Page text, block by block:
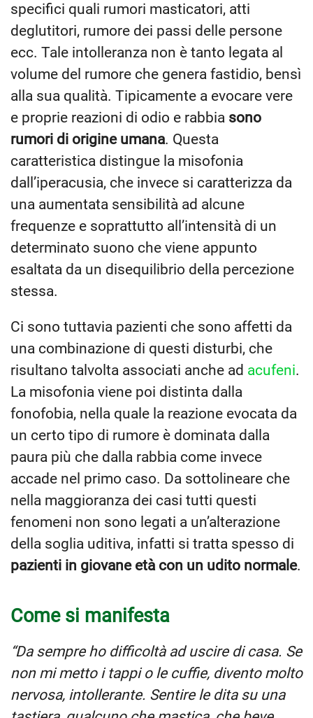
specifici quali rumori masticatori, atti
deglutitori, rumore dei passi delle persone
ecc. Tale intolleranza non è tanto legata al
volume del rumore che genera fastidio, bensì
alla sua qualità. Tipicamente a evocare vere
e proprie reazioni di odio e rabbia sono
rumori di origine umana. Questa
caratteristica distingue la misofonia
dall’iperacusia, che invece si caratterizza da
una aumentata sensibilità ad alcune
frequenze e soprattutto all’intensità di un
determinato suono che viene appunto
esaltata da un disequilibrio della percezione
stessa.
Ci sono tuttavia pazienti che sono affetti da
una combinazione di questi disturbi, che
risultano talvolta associati anche ad acufeni.
La misofonia viene poi distinta dalla
fonofobia, nella quale la reazione evocata da
un certo tipo di rumore è dominata dalla
paura più che dalla rabbia come invece
accade nel primo caso. Da sottolineare che
nella maggioranza dei casi tutti questi
fenomeni non sono legati a un’alterazione
della soglia uditiva, infatti si tratta spesso di
pazienti in giovane età con un udito normale.
Come si manifesta
“Da sempre ho difficoltà ad uscire di casa. Se
non mi metto i tappi o le cuffie, divento molto
nervosa, intollerante. Sentire le dita su una